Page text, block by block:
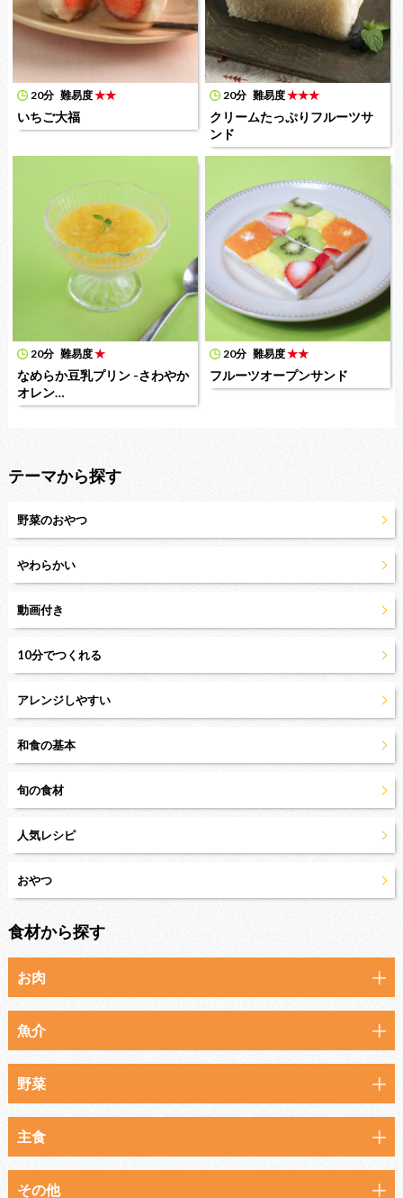
20分 難易度★★
いちご大福
20分 難易度★★★
クリームたっぷりフルーツサ
ンド
20分 難易度★
なめらか豆乳プリン -さわやか
オレン…
20分 難易度★★
フルーツオープンサンド
テーマから探す
野菜のおやつ
やわらかい
動画付き
10分でつくれる
アレンジしやすい
和食の基本
旬の食材
人気レシピ
おやつ
食材から探す
お肉
魚介
野菜
主食
その他